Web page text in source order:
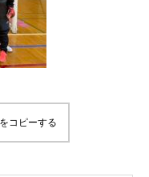
コピーする